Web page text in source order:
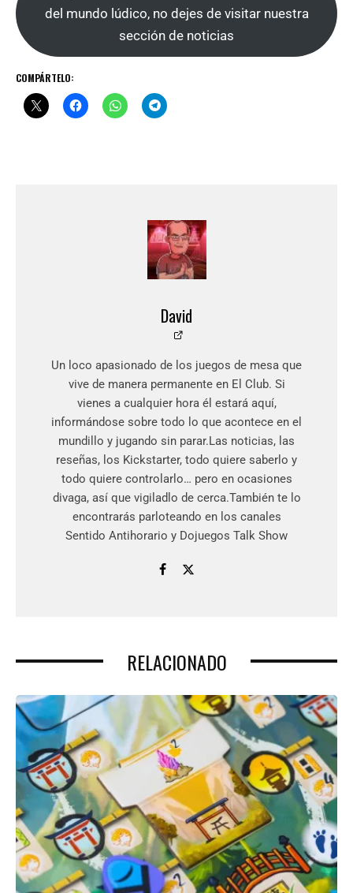
del mundo lúdico, no dejes de visitar nuestra
sección de noticias
COMPÁRTELO:
David
Un loco apasionado de los juegos de mesa que
vive de manera permanente en El Club. Si
vienes a cualquier hora él estará aquí,
informándose sobre todo lo que acontece en el
mundillo y jugando sin parar.Las noticias, las
reseñas, los Kickstarter, todo quiere saberlo y
todo quiere controlarlo… pero en ocasiones
divaga, así que vigiladlo de cerca.También te lo
encontrarás parloteando en los canales
Sentido Antihorario y Dojuegos Talk Show
RELACIONADO